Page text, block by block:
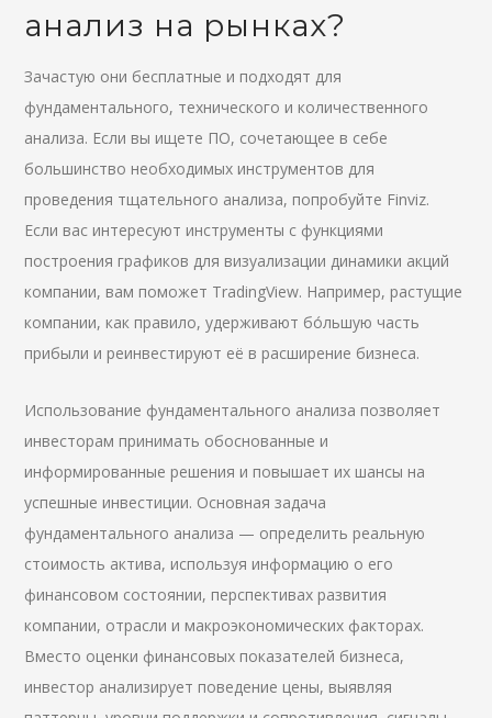
анализ на рынках?
Зачастую они бесплатные и подходят для
фундаментального, технического и количественного
анализа. Если вы ищете ПО, сочетающее в себе
большинство необходимых инструментов для
проведения тщательного анализа, попробуйте Finviz.
Если вас интересуют инструменты с функциями
построения графиков для визуализации динамики акций
компании, вам поможет TradingView. Например, растущие
компании, как правило, удерживают бо́льшую часть
прибыли и реинвестируют её в расширение бизнеса.
Использование фундаментального анализа позволяет
инвесторам принимать обоснованные и
информированные решения и повышает их шансы на
успешные инвестиции. Основная задача
фундаментального анализа — определить реальную
стоимость актива, используя информацию о его
финансовом состоянии, перспективах развития
компании, отрасли и макроэкономических факторах.
Вместо оценки финансовых показателей бизнеса,
инвестор анализирует поведение цены, выявляя